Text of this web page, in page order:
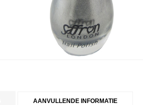
AANVULLENDE INFORMATIE